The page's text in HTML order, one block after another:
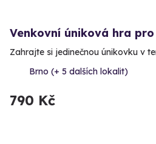
Venkovní úniková hra
Zahrajte si jedinečnou únikovku v
Brno (+ 5 dalších lokalit)
790 Kč